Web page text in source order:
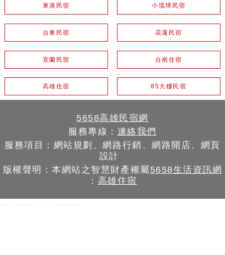
東港民宿 小琉球民宿
台東民宿 花蓮民宿
宜蘭民宿 台南住宿
高雄住宿 85大樓民宿
5658高雄民宿網
服務專線： 連絡我們
服務項目：網站規劃、網路行銷、網路開店、網頁
設計
版權聲明：本網站之智慧財產權屬5658生活資訊網
： 高雄住宿